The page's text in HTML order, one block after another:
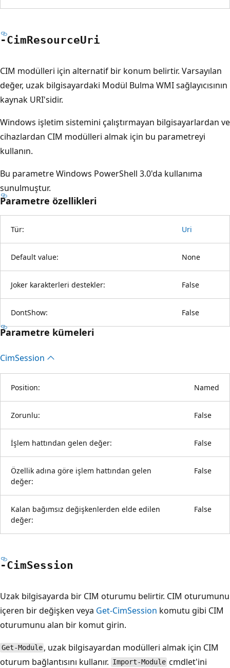
-CimResourceUri
CIM modülleri için alternatif bir konum belirtir. Varsayılan
değer, uzak bilgisayardaki Modül Bulma WMI sağlayıcısının
kaynak URI'sidir.
Windows işletim sistemini çalıştırmayan bilgisayarlardan ve
cihazlardan CIM modülleri almak için bu parametreyi
kullanın.
Bu parametre Windows PowerShell 3.0'da kullanıma
sunulmuştur.
Parametre özellikleri
Tür: Uri
Default value: None
Joker karakterleri destekler: False
DontShow: False
Parametre kümeleri
CimSession
Position: Named
Zorunlu: False
İşlem hattından gelen değer: False
Özellik adına göre işlem hattından gelen
değer:
False
Kalan bağımsız değişkenlerden elde edilen
değer:
False
-CimSession
Uzak bilgisayarda bir CIM oturumu belirtir. CIM oturumunu
içeren bir değişken veya Get-CimSession komutu gibi CIM
oturumunu alan bir komut girin.
Get-Module , uzak bilgisayardan modülleri almak için CIM
oturum bağlantısını kullanır. Import-Module cmdlet'ini